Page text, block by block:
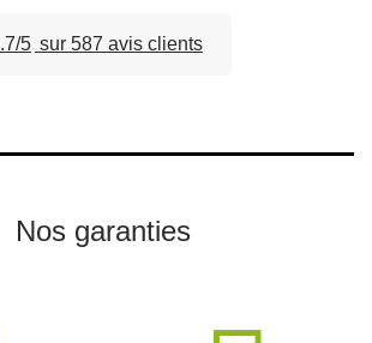
5 sur 587 avis clients
Nos garanties